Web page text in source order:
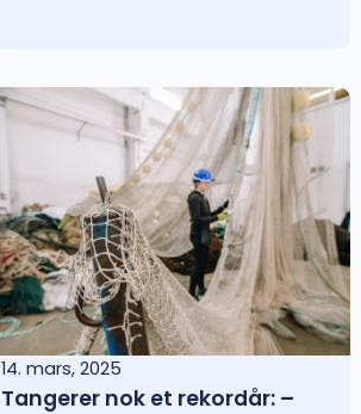
14. mars, 2025
Tangerer nok et rekordår: –